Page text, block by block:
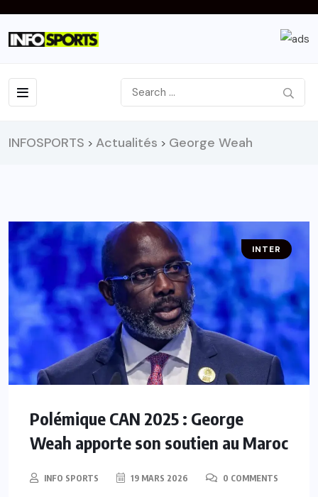
INFOSPORTS > Actualités > George Weah
INTER
Polémique CAN 2025 : George
Weah apporte son soutien au Maroc
INFO SPORTS 19 MARS 2026 0 COMMENTS